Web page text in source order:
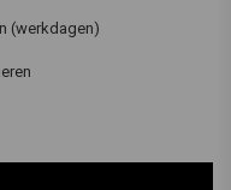
(werkdagen)